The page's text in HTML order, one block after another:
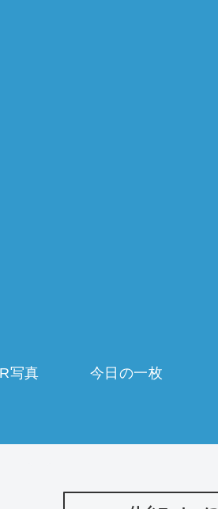
写真 今日の一枚